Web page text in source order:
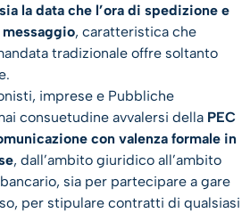
la data che l’ora di spedizione e
, caratteristica che
tradizionale offre soltanto
imprese e Pubbliche
consuetudine avvalersi della PEC
con valenza formale in
, dall’ambito giuridico all’ambito
sia per partecipare a gare
per stipulare contratti di qualsiasi